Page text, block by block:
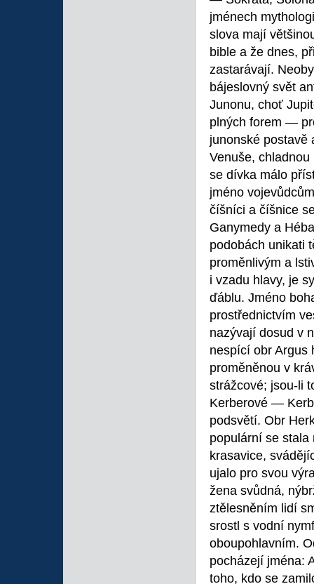
jménech
slova mají
bible a že dnes,
zastarávají.
bájeslovný svět
Junonu, choť
plných forem —
junonské postavě
Venuše,
se dívka málo
jméno
číšníci a číšnice
Ganymedy a
podobách unikati
proměnlivým a
i vzadu hlavy, je
ďáblu. Jméno
prostřednictvím
nazývají dosud v
nespící obr Argus
proměněnou v
strážcové; jsou-li
Kerberové —
podsvětí. Obr
populární se
krasavice,
ujalo pro svou
žena svůdná,
ztělesněním lidí
srostl s vodní
oboupohlavním.
pocházejí jména:
toho, kdo se